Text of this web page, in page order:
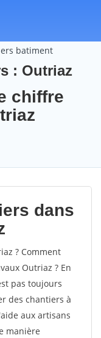
batiment
: Outriaz
chiffre
dans
? Comment
Outriaz ? En
pas toujours
des chantiers à
aux artisans
manière